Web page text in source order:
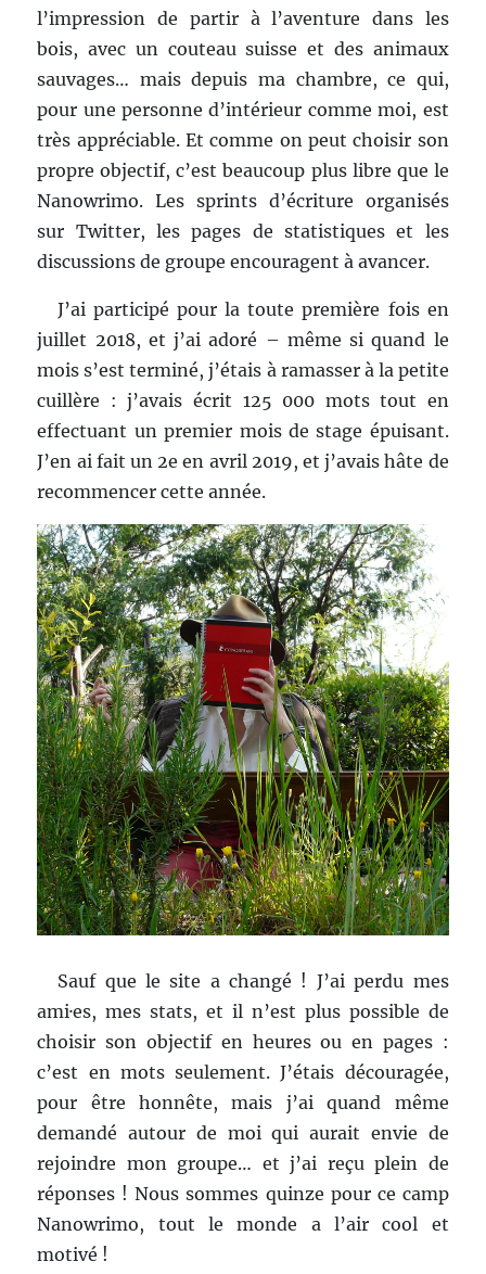
l’impression de partir à l’aventure dans les
bois, avec un couteau suisse et des animaux
sauvages… mais depuis ma chambre, ce qui,
pour une personne d’intérieur comme moi, est
très appréciable. Et comme on peut choisir son
propre objectif, c’est beaucoup plus libre que le
Nanowrimo. Les sprints d’écriture organisés
sur Twitter, les pages de statistiques et les
discussions de groupe encouragent à avancer.
J’ai participé pour la toute première fois en
juillet 2018, et j’ai adoré – même si quand le
mois s’est terminé, j’étais à ramasser à la petite
cuillère : j’avais écrit 125 000 mots tout en
effectuant un premier mois de stage épuisant.
J’en ai fait un 2e en avril 2019, et j’avais hâte de
recommencer cette année.
Sauf que le site a changé ! J’ai perdu mes
ami·es, mes stats, et il n’est plus possible de
choisir son objectif en heures ou en pages :
c’est en mots seulement. J’étais découragée,
pour être honnête, mais j’ai quand même
demandé autour de moi qui aurait envie de
rejoindre mon groupe… et j’ai reçu plein de
réponses ! Nous sommes quinze pour ce camp
Nanowrimo, tout le monde a l’air cool et
motivé !